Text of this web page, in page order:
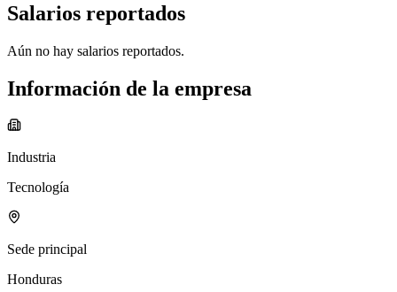
Salarios reportados
Aún no hay salarios reportados.
Información de la empresa
Industria
Tecnología
Sede principal
Honduras